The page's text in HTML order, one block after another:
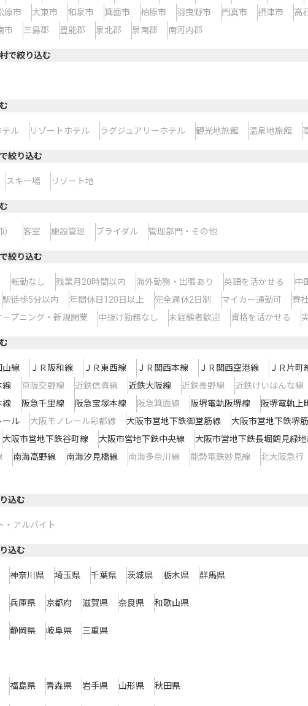
原市 大東市 和泉市 箕面市 柏原市 羽曳野市 門真市 摂津市 高
市 三島郡 豊能郡 泉北郡 泉南郡 南河内郡
で絞り込む
テル リゾートホテル ラグジュアリーホテル 観光地旅館 温泉地旅館
絞り込む
スキー場 リゾート地
客室 施設管理 ブライダル 管理部門・その他
絞り込む
転勤なし 残業月20時間以内 海外勤務・出張あり 英語を活かせる 中
駅徒歩5分以内 年間休日120日以上 完全週休2日制 マイカー通勤可 寮
ープニング・新規開業 中抜け勤務なし 未経験者歓迎 資格を活かせる
山線 ＪＲ阪和線 ＪＲ東西線 ＪＲ関西本線 ＪＲ関西空港線 ＪＲ片町
線 京阪交野線 近鉄信貴線 近鉄大阪線 近鉄長野線 近鉄けいはんな線
線 阪急千里線 阪急宝塚本線 阪急箕面線 阪堺電軌阪堺線 阪堺電軌上
ール 大阪モノレール彩都線 大阪市営地下鉄御堂筋線 大阪市営地下鉄堺
大阪市営地下鉄谷町線 大阪市営地下鉄中央線 大阪市営地下鉄長堀鶴見緑
南海高野線 南海汐見橋線 南海多奈川線 能勢電鉄妙見線 北大阪急行
込む
・アルバイト
込む
神奈川県 埼玉県 千葉県 茨城県 栃木県 群馬県
兵庫県 京都府 滋賀県 奈良県 和歌山県
静岡県 岐阜県 三重県
福島県 青森県 岩手県 山形県 秋田県